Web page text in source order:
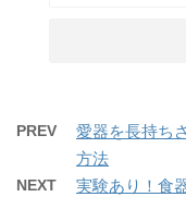
PREV
愛器を長持ち
方法
NEXT 実験あり！食